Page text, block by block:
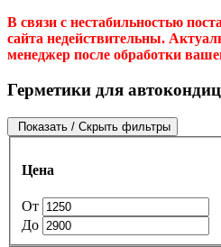
В связи с нестабильностью
сайта недействительны.
менеджер после обработки
Герметики для
Показать / Скрыть фильтры
Цена
От
До